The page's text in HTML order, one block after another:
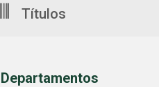
Títulos
Departamentos